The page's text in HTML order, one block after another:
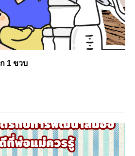
1 ขวบ